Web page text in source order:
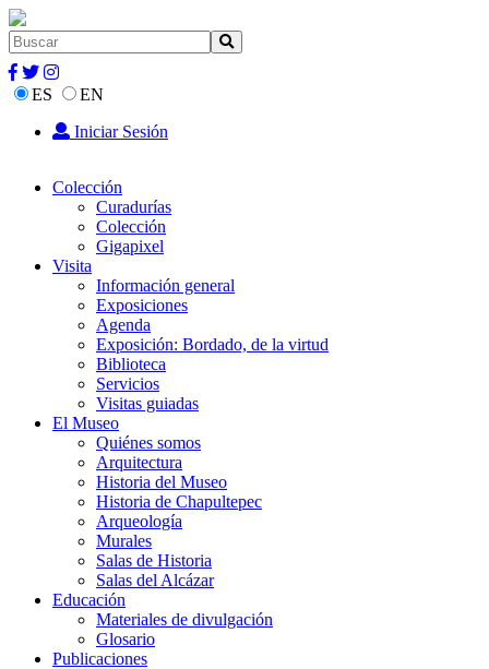
ES
EN
Iniciar Sesión
Colección
Curadurías
Colección
Gigapixel
Visita
Información general
Exposiciones
Agenda
Exposición: Bordado, de la virtud
Biblioteca
Servicios
Visitas guiadas
El Museo
Quiénes somos
Arquitectura
Historia del Museo
Historia de Chapultepec
Arqueología
Murales
Salas de Historia
Salas del Alcázar
Educación
Materiales de divulgación
Glosario
Publicaciones